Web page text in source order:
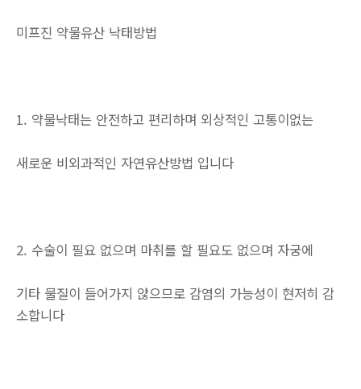
미프진 약물유산 낙태방법
1. 약물낙태는 안전하고 편리하며 외상적인 고통이없는
새로운 비외과적인 자연유산방법 입니다
2. 수술이 필요 없으며 마취를 할 필요도 없으며 자궁에
기타 물질이 들어가지 않으므로 감염의 가능성이 현저히 감
소합니다